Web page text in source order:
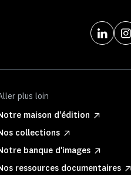
plus loin
maison d'édition
collections
banque d'images
ressources documentaires